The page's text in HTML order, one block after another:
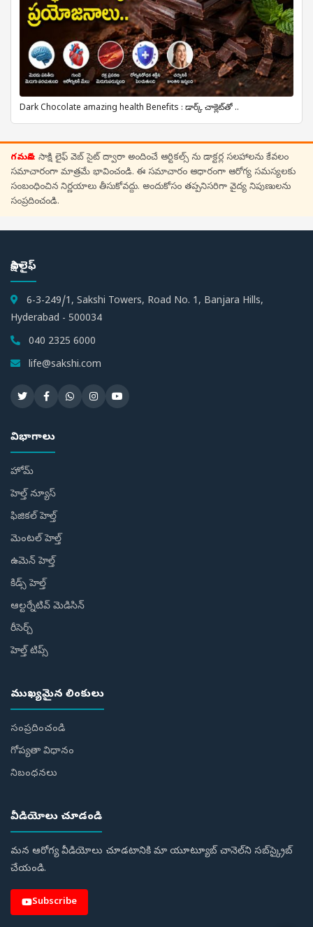
Dark Chocolate amazing health Benefits : డార్క్ చాక్లెట్‌తో ..
గమనిక: సాక్షి లైఫ్ వెబ్ సైట్ ద్వారా అందించే ఆర్టికల్స్ ను డాక్టర్ల సలహాలను కేవలం
సమాచారంగా మాత్రమే భావించండి. ఈ సమాచారం ఆధారంగా ఆరోగ్య సమస్యలకు
సంబంధించిన నిర్ణయాలు తీసుకోవద్దు. అందుకోసం తప్పనిసరిగా వైద్య నిపుణులను
సంప్రదించండి.
సాక్షి లైఫ్
6-3-249/1, Sakshi Towers, Road No. 1, Banjara Hills,
Hyderabad - 500034
040 2325 6000
life@sakshi.com
విభాగాలు
హోమ్
హెల్త్ న్యూస్
ఫిజికల్ హెల్త్
మెంటల్ హెల్త్
ఉమెన్ హెల్త్
కిడ్స్ హెల్త్
ఆల్టర్నేటివ్ మెడిసిన్
రీసెర్చ్
హెల్త్‌ టిప్స్‌
ముఖ్యమైన లింకులు
సంప్రదించండి
గోప్యతా విధానం
నిబంధనలు
వీడియోలు చూడండి
మన ఆరోగ్య వీడియోలు చూడటానికి మా యూట్యూబ్ చానెల్‌ని సబ్‌స్క్రైబ్
చేయండి.
Subscribe